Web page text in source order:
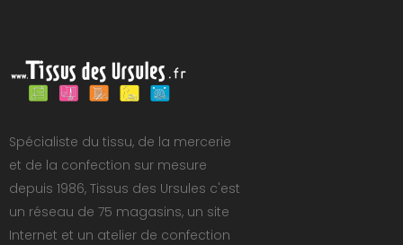
Spécialiste du tissu, de la mercerie
et de la confection sur mesure
depuis 1986, Tissus des Ursules c'est
un réseau de 75 magasins, un site
Internet et un atelier de confection